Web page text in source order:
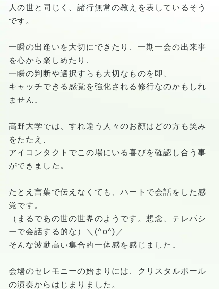
人の世と同じく、諸行無常の教えを表しているそう
です。
一瞬の出逢いを大切にできたり、一期一会の出来事
を心から楽しめたり、
一瞬の判断や選択すらも大切なものを即、
キャッチできる感覚を強化される修行なのかもしれ
ません。
高野大学では、すれ違う人々のお顔はどの方も笑み
をたたえ、
アイコンタクトでこの場にいる喜びを確認し合う事
ができました。
たとえ言葉で伝えなくても、ハートで会話をした感
覚です。
（まるであの世の世界のようです。想念、テレパシ
ーで会話する的な）＼(^o^)／
そんな波動高い集合的一体感を感じました。
会場のセレモニーの始まりには、クリスタルボール
の演奏からはじまりました。